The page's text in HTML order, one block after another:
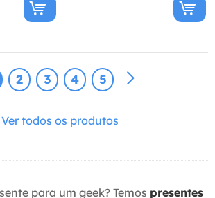
2 3 4 5
Ver todos os produtos
para um geek? Temos presentes